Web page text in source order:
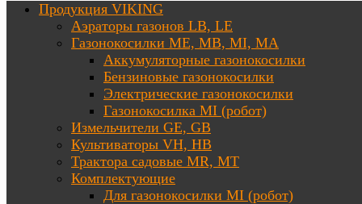
Продукция VIKING
Аэраторы газонов LB, LE
Газонокосилки ME, MB, MI, MA
Аккумуляторные газонокосилки
Бензиновые газонокосилки
Электрические газонокосилки
Газонокосилка MI (робот)
Измельчители GE, GB
Культиваторы VH, HB
Трактора садовые MR, MT
Комплектующие
Для газонокосилки MI (робот)